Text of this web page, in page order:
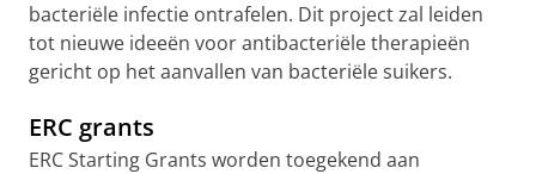
bacteriële infectie ontrafelen. Dit project zal leiden
tot nieuwe ideeën voor antibacteriële therapieën
gericht op het aanvallen van bacteriële suikers.
ERC grants
ERC Starting Grants worden toegekend aan